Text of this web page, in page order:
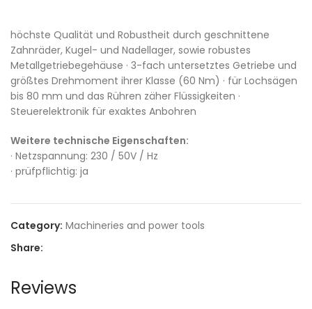
höchste Qualität und Robustheit durch geschnittene
Zahnräder, Kugel- und Nadellager, sowie robustes
Metallgetriebegehäuse · 3-fach untersetztes Getriebe und
größtes Drehmoment ihrer Klasse (60 Nm) · für Lochsägen
bis 80 mm und das Rühren zäher Flüssigkeiten ·
Steuerelektronik für exaktes Anbohren
Weitere technische Eigenschaften:
· Netzspannung: 230 / 50V / Hz
· prüfpflichtig: ja
Category: Machineries and power tools
Share:
Reviews